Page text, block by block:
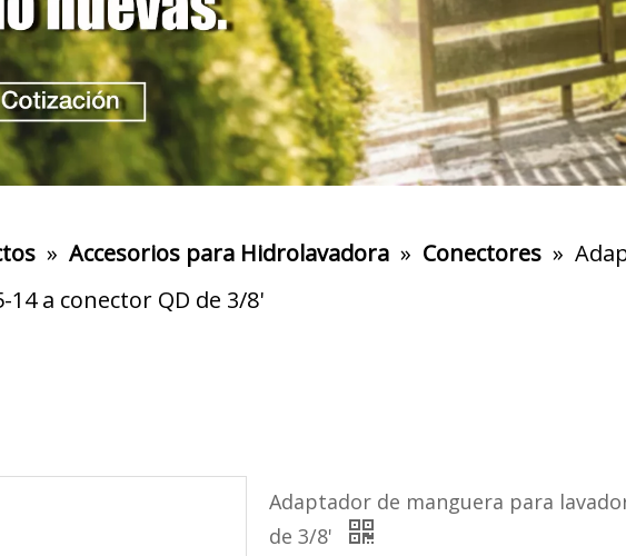
» Accesorios para Hidrolavadora » Conectores »
a conector QD de 3/8'
Adaptador de manguera para
de 3/8'